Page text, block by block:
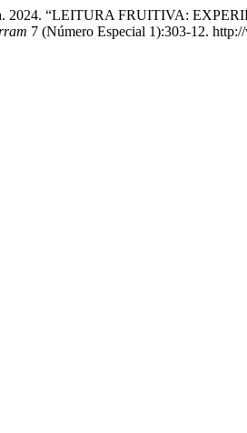
2024. “LEITURA FRUITIVA:
7 (Número Especial 1):303-12.